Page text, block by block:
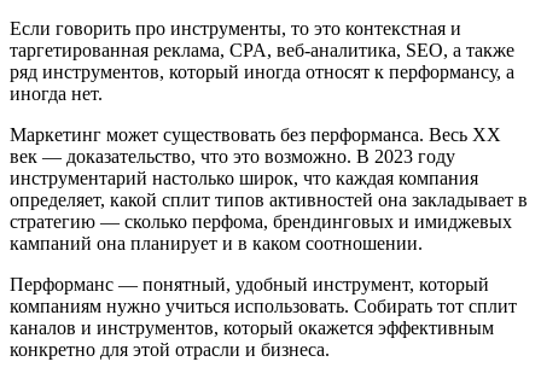
Если говорить про инструменты, то это контекстная и
таргетированная реклама, CPA, веб-аналитика, SEO, а также
ряд инструментов, который иногда относят к перформансу, а
иногда нет.
Маркетинг может существовать без перформанса. Весь ХХ
век — доказательство, что это возможно. В 2023 году
инструментарий настолько широк, что каждая компания
определяет, какой сплит типов активностей она закладывает в
стратегию — сколько перфома, брендинговых и имиджевых
кампаний она планирует и в каком соотношении.
Перформанс — понятный, удобный инструмент, который
компаниям нужно учиться использовать. Собирать тот сплит
каналов и инструментов, который окажется эффективным
конкретно для этой отрасли и бизнеса.